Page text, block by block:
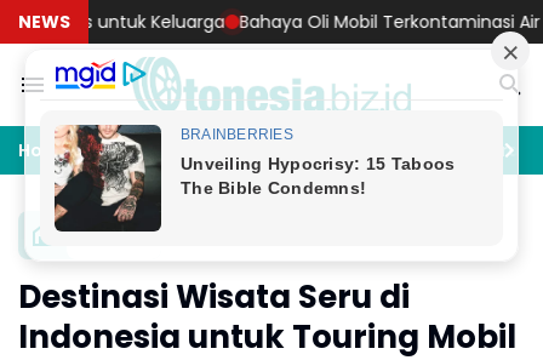
NEWSKeluarga Bahaya Oli Mobil Terkontaminasi Air Banjir Ini
Home Akomodasi
Wisata
Destinasi Wisata Seru di
Indonesia untuk Touring Mobil